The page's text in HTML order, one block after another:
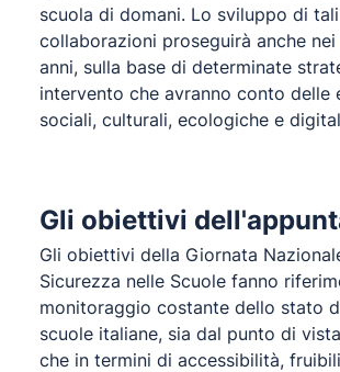
scuola di domani. Lo sviluppo di tali
collaborazioni proseguirà anche
anni, sulla base di determinate
intervento che avranno conto delle
sociali, culturali, ecologiche e
Gli obiettivi
Gli obiettivi della Giornata
Sicurezza nelle Scuole fanno
monitoraggio costante dello stato
scuole italiane, sia dal punto di
che in termini di accessibilità,